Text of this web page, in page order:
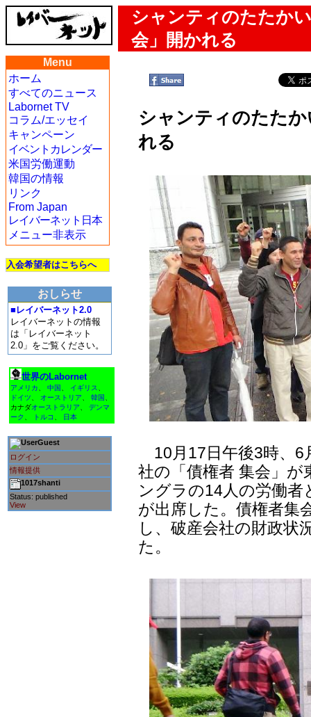
シャンティのたたか
会」開かれる
Menu
ホーム
すべてのニュース
Labornet TV
コラム/エッセイ
キャンペーン
イベントカレンダー
米国労働運動
韓国の情報
リンク
From Japan
レイバーネット日本
メニュー非表示
入会希望者はこちらへ
おしらせ
■レイバーネット2.0
レイバーネットの情報
は「レイバーネット
2.0」をご覧ください。
世界のLabornet
アメリカ 中国 イギリス
ドイツ
オーストリア 韓国
カナダオーストラリア
デンマ
ーク
トルコ 日本
Guest
ログイン
情報提供
1017shanti
Status: published
View
シャンティのたた
れる
10月17日午後3時、6
社の「債権者 集会」
ングラの14人の労働
が出席した。債権者集
し、破産会社の財政状
た。